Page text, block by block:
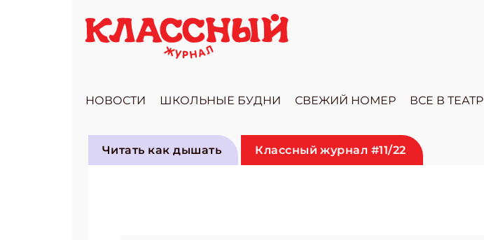
НОВОСТИ ШКОЛЬНЫЕ БУДНИ СВЕЖИЙ НОМЕР ВСЕ В ТЕАТР
Читать как дышать Классный журнал #11/22